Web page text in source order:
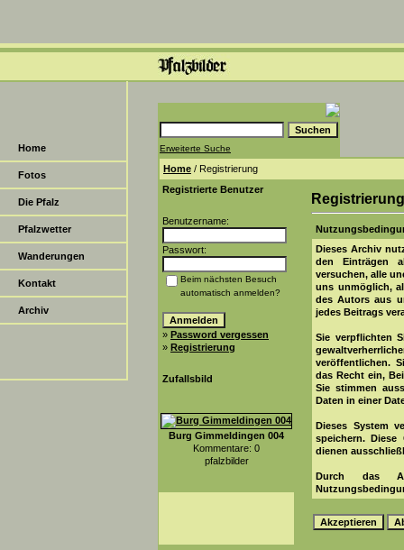
Home
Fotos
Die Pfalz
Pfalzwetter
Wanderungen
Kontakt
Archiv
Erweiterte Suche
Home / Registrierung
Registrierte Benutzer
Benutzername:
Passwort:
Beim nächsten Besuch
automatisch anmelden?
» Password vergessen
» Registrierung
Zufallsbild
Burg Gimmeldingen 004
Kommentare: 0
pfalzbilder
Registrierung
Dieses Archiv
den Einträgen
versuchen, alle
uns unmöglich,
des Autors aus
jedes Beitrags
Sie verpflichten
veröffentlichen.
das Recht ein,
Sie stimmen
Daten in einer
Dieses System
speichern. Diese
dienen
Durch das